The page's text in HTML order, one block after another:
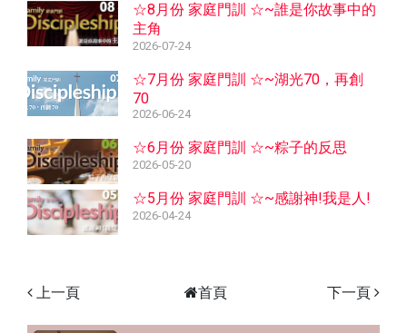
☆8月份 家庭門訓 ☆~誰是你故事中的
主角
2026-07-24
☆7月份 家庭門訓 ☆~湖光70，再創
70
2026-06-24
☆6月份 家庭門訓 ☆~粽子的反思
2026-05-20
☆5月份 家庭門訓 ☆~感謝神!我是人!
2026-04-24
上一頁 下一頁
首頁